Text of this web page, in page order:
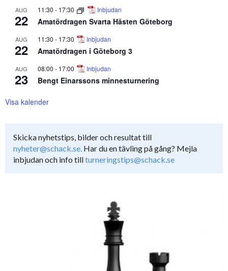
AUG
22
11:30 - 17:30 Inbjudan
Amatördragen Svarta Hästen Göteborg
AUG
22
11:30 - 17:30 Inbjudan
Amatördragen i Göteborg 3
AUG
23
08:00 - 17:00 Inbjudan
Bengt Einarssons minnesturnering
Visa kalender
Skicka nyhetstips, bilder och resultat till
nyheter@schack.se. Har du en tävling på gång? Mejla
inbjudan och info tillturneringstips@schack.se